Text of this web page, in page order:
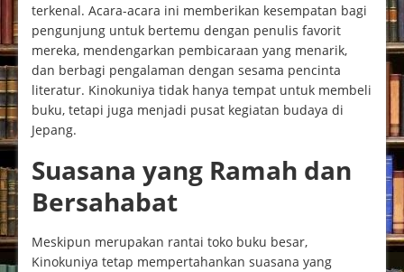
terkenal. Acara-acara ini memberikan kesempatan bagi
pengunjung untuk bertemu dengan penulis favorit
mereka, mendengarkan pembicaraan yang menarik,
dan berbagi pengalaman dengan sesama pencinta
literatur. Kinokuniya tidak hanya tempat untuk membeli
buku, tetapi juga menjadi pusat kegiatan budaya di
Jepang.
Suasana yang Ramah dan
Bersahabat
Meskipun merupakan rantai toko buku besar,
Kinokuniya tetap mempertahankan suasana yang